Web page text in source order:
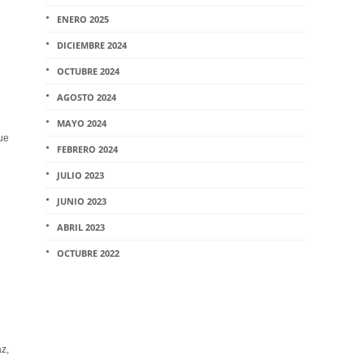
ENERO 2025
DICIEMBRE 2024
OCTUBRE 2024
AGOSTO 2024
MAYO 2024
FEBRERO 2024
JULIO 2023
JUNIO 2023
ABRIL 2023
OCTUBRE 2022